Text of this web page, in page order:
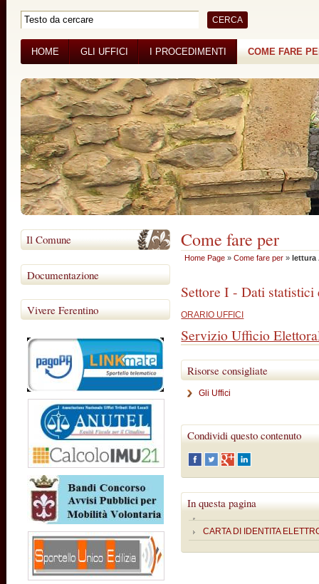
HOME GLI UFFICI I PROCEDIMENTI COME FARE
BANDI DI GARA CONCORSI
Il Comune
Documentazione
Vivere Ferentino
Come fare per
Home Page »Come fare per »lettura
Settore I - Dati statistici
ORARIO UFFICI
Servizio Ufficio
Risorse consigliate
Gli Uffici
Condividi questo contenuto
In questa pagina
CARTA DI IDENTITA